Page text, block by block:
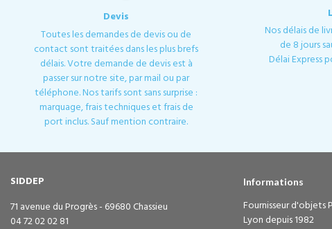
Devis
Toutes les demandes de devis ou de
contact sont traitées dans les plus brefs
délais. Votre demande de devis est à
passer sur notre site, par mail ou par
téléphone. Nos tarifs sont sans surprise :
marquage, frais techniques et frais de
port inclus. Sauf mention contraire.
Nos délais de
de 8 jours
Délai Express
SIDDEP
71 avenue du Progrès - 69680 Chassieu
04 72 02 02 81
Informations
Fournisseur d'objets
Lyon depuis 1982